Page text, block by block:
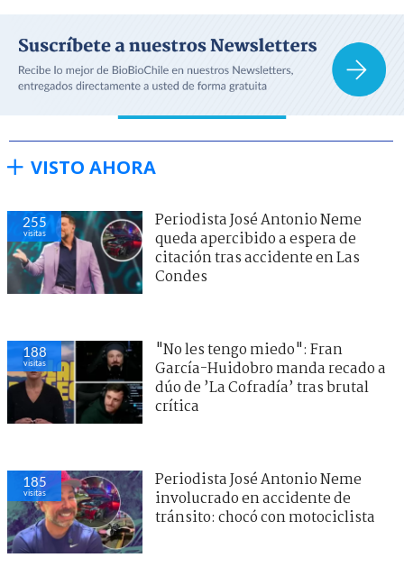
VISTO AHORA
255
visitas
Periodista José Antonio Neme
queda apercibido a espera de
citación tras accidente en Las
Condes
188
visitas
"No les tengo miedo": Fran
García-Huidobro manda recado a
dúo de ’La Cofradía’ tras brutal
crítica
185
visitas
Periodista José Antonio Neme
involucrado en accidente de
tránsito: chocó con motociclista